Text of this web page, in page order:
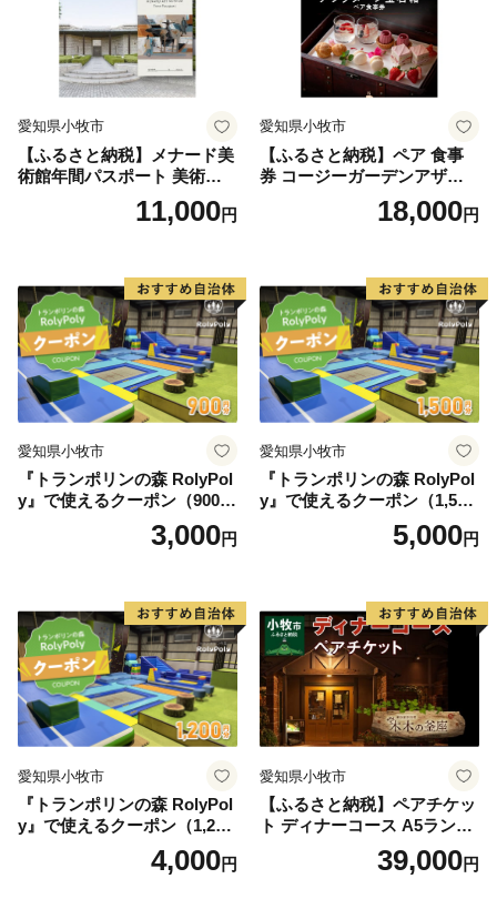
愛知県小牧市
【ふるさと納税】メナード美
術館年間パスポート 美術館
11,000円
愛知県小牧市
【ふるさと納税】ペア 食事
券 コージーガーデンアザレ
ア アフタヌーン宝石箱 ホテ
ル特製 デザート 6種類 サン
ティー チケット 券 2名様分
お祝 誕生日 記念日 名鉄小牧
ホテル 愛知県 小牧市 送料無
料
18,000円
愛知県小牧市
『トランポリンの森 RolyPol
y』で使えるクーポン（900
3,000円
愛知県小牧市
『トランポリンの森 RolyPol
y』で使えるクーポン（1,500
5,000円
愛知県小牧市
『トランポリンの森 RolyPol
y』で使えるクーポン（1,200
4,000円
愛知県小牧市
【ふるさと納税】ペアチケッ
ト ディナーコース A5ランク
飛騨牛 コース 記念日 お誕生
日 特別な日 完全個室 ノンア
39,000円